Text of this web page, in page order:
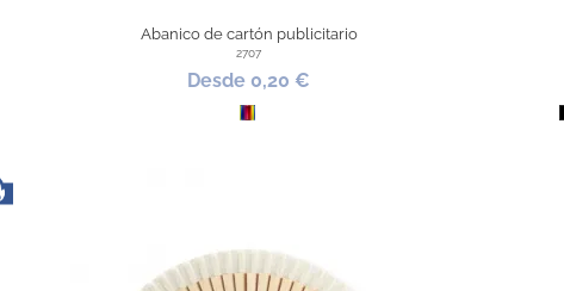
Abanico de cartón publicitario
2707
Desde 0,20 €
Todo Color